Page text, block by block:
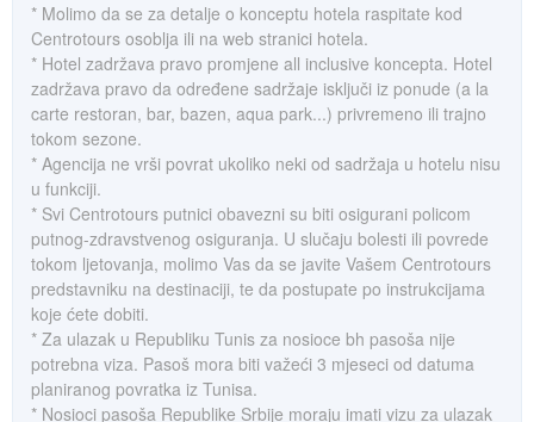
* Molimo da se za detalje o konceptu hotela raspitate kod
Centrotours osoblja ili na web stranici hotela.
* Hotel zadržava pravo promjene all inclusive koncepta. Hotel
zadržava pravo da određene sadržaje isključi iz ponude (a la
carte restoran, bar, bazen, aqua park...) privremeno ili trajno
tokom sezone.
* Agencija ne vrši povrat ukoliko neki od sadržaja u hotelu nisu
u funkciji.
* Svi Centrotours putnici obavezni su biti osigurani policom
putnog-zdravstvenog osiguranja. U slučaju bolesti ili povrede
tokom ljetovanja, molimo Vas da se javite Vašem Centrotours
predstavniku na destinaciji, te da postupate po instrukcijama
koje ćete dobiti.
* Za ulazak u Republiku Tunis za nosioce bh pasoša nije
potrebna viza. Pasoš mora biti važeći 3 mjeseci od datuma
planiranog povratka iz Tunisa.
* Nosioci pasoša Republike Srbije moraju imati vizu za ulazak